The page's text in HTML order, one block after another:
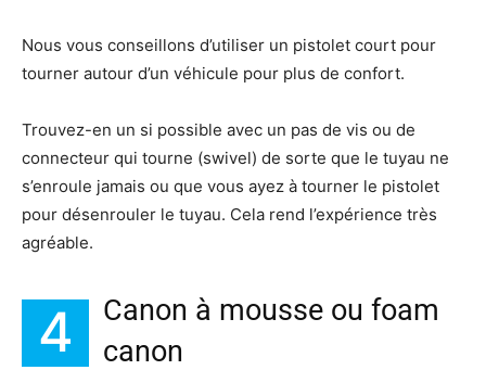
Nous vous conseillons d’utiliser un pistolet court pour
tourner autour d’un véhicule pour plus de confort.
Trouvez-en un si possible avec un pas de vis ou de
connecteur qui tourne (swivel) de sorte que le tuyau ne
s’enroule jamais ou que vous ayez à tourner le pistolet
pour désenrouler le tuyau. Cela rend l’expérience très
agréable.
4
Canon à mousse ou foam
canon